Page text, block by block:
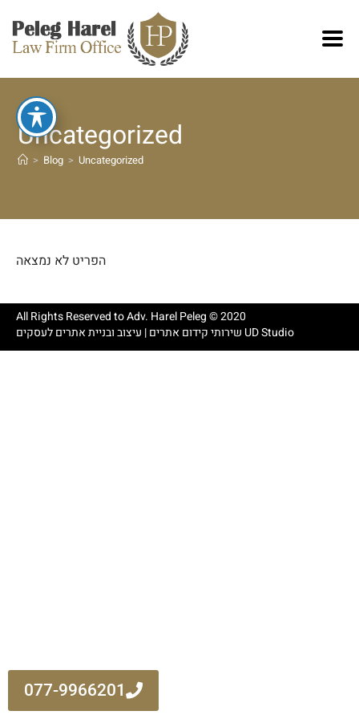
077-9966201
Uncategorized
> Blog > Uncategorized
הפריט לא נמצאה
All Rights Reserved to Adv. Harel Peleg © 2020
שירותי קידום אתרים| עיצוב ובניית אתרים לעסקים UD Studio